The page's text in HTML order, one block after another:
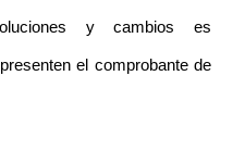
y cambios es
el comprobante de